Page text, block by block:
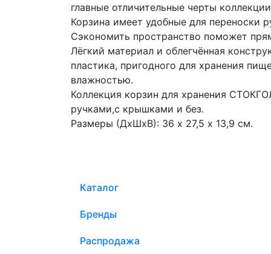
главные отличительные черты
Корзина имеет удобные для переноски
Сэкономить пространство поможет
Лёгкий материал и облегчённая
пластика, пригодного для хранения
влажностью.
Коллекция корзин для хранения
ручками,с крышками и без.
Размеры (ДхШхВ): 36 х 27,5 х 13,9 см.
Каталог
Бренды
Распродажа